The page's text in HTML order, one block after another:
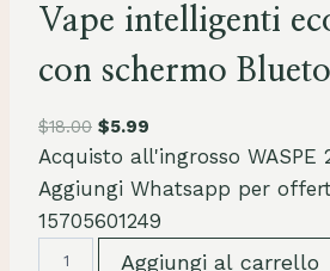
Vape intelligenti
con schermo
$18.00 $5.99
Acquisto all'ingrosso WASPE
Aggiungi Whatsapp per
15705601249
Aggiungi al carrello